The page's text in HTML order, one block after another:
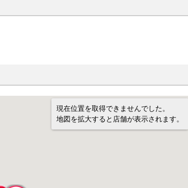
現在位置を取得できませんでした。
地図を拡大すると店舗が表示されます。